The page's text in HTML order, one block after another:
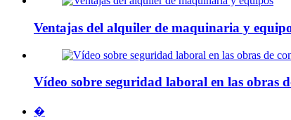
Ventajas del alquiler de maquinaria y
Vídeo sobre seguridad laboral en las obras
�